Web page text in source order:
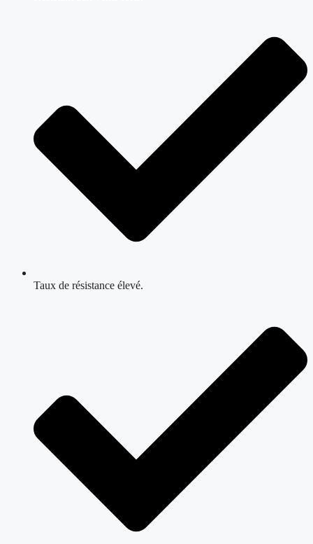
Taux de résistance élevé.